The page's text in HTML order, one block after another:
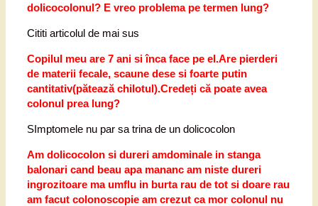
dolicocolonul? E vreo problema pe termen lung?
Cititi articolul de mai sus
Copilul meu are 7 ani si înca face pe el.Are pierderi
de materii fecale, scaune dese si foarte putin
cantitativ(pătează chilotul).Credeți că poate avea
colonul prea lung?
SImptomele nu par sa trina de un dolicocolon
Am dolicocolon si dureri amdominale in stanga
balonari cand beau apa mananc am niste dureri
ingrozitoare ma umflu in burta rau de tot si doare rau
am facut colonoscopie am crezut ca mor colonul nu